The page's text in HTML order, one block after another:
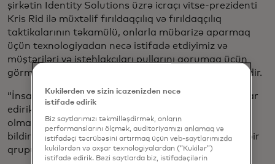
şirkətin Identity Solutions üzrə icraçı vitse-prezidenti
Kris Rid ilə müxtəlif fırıldaqçılıq və fırıldaqçılıq
taktikalarının təkamülü, onlarla mübarizə aparmaq
üçün texnologiyadan necə istifadə etdiyimiz və
müştəriləri və istehlakçıları pullarını qorumaq üçün
görməyə təşviq etdiyimiz tədbirlər barədə söhbət edir.
“İnsanların ən gözəl cəhəti odur ki, biz təbiətcə etibar
edirik və cəmiyyətin fəaliyyət göstərməsini və canlı
olmasını təmin edən də məhz budur”, - deyə Reid
bildirir. "Bundan istifadə edən cinayətkarların kiçik bir
qrupudur."
Kukilərdən və sizin icazənizdən necə
istifadə edirik
Biz saytlarımızı təkmilləşdirmək, onların
performanslarını ölçmək, auditoriyamızı anlamaq və
istifadəçi təcrübəsini artırmaq üçün veb-saytlarımızda
kukilərdən və oxşar texnologiyalardan (“Kukilər”)
istifadə edirik. Bəzi saytlarda biz, istifadəçilərin